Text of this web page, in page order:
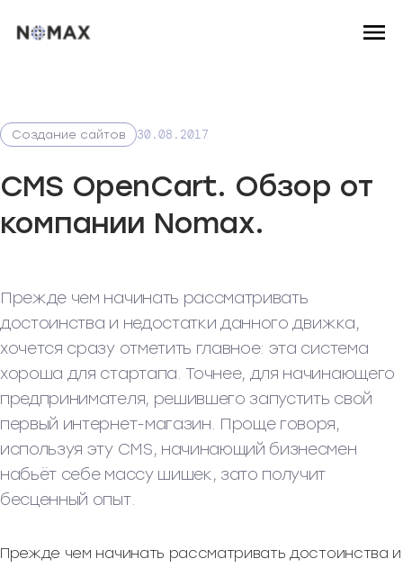
Создание сайтов 30.08.2017
CMS OpenCart. Обзор от
компании Nomax.
Прежде чем начинать рассматривать
достоинства и недостатки данного движка,
хочется сразу отметить главное: эта система
хороша для стартапа. Точнее, для начинающего
предпринимателя, решившего запустить свой
первый интернет-магазин. Проще говоря,
используя эту CMS, начинающий бизнесмен
набьёт себе массу шишек, зато получит
бесценный опыт.
Прежде чем начинать рассматривать достоинства и